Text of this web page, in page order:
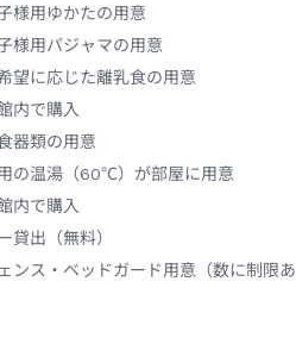
様用ゆかたの用意
様用パジャマの用意
望に応じた離乳食の用意
内で購入
器類の用意
の温湯（60℃）が部屋に用意
内で購入
貸出（無料）
ンス・ベッドガード用意（数に制限あ